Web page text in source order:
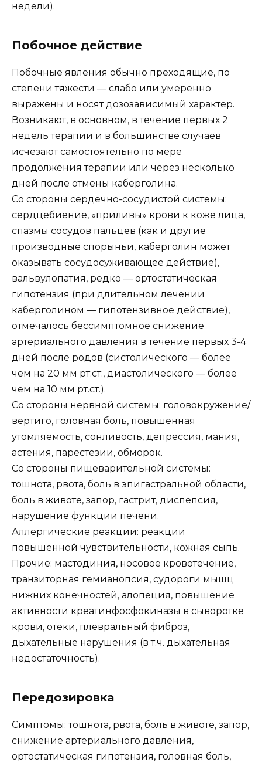
недели).
Побочное действие
Побочные явления обычно преходящие, по
степени тяжести — слабо или умеренно
выражены и носят дозозависимый характер.
Возникают, в основном, в течение первых 2
недель терапии и в большинстве случаев
исчезают самостоятельно по мере
продолжения терапии или через несколько
дней после отмены каберголина.
Со стороны сердечно-сосудистой системы:
сердцебиение, «приливы» крови к коже лица,
спазмы сосудов пальцев (как и другие
производные спорыньи, каберголин может
оказывать сосудосуживающее действие),
вальвулопатия, редко — ортостатическая
гипотензия (при длительном лечении
каберголином — гипотензивное действие),
отмечалось бессимптомное снижение
артериального давления в течение первых 3-4
дней после родов (систолического — более
чем на 20 мм рт.ст., диастолического — более
чем на 10 мм рт.ст.).
Со стороны нервной системы: головокружение/
вертиго, головная боль, повышенная
утомляемость, сонливость, депрессия, мания,
астения, парестезии, обморок.
Со стороны пищеварительной системы:
тошнота, рвота, боль в эпигастральной области,
боль в животе, запор, гастрит, диспепсия,
нарушение функции печени.
Аллергические реакции: реакции
повышенной чувствительности, кожная сыпь.
Прочие: мастодиния, носовое кровотечение,
транзиторная гемианопсия, судороги мышц
нижних конечностей, алопеция, повышение
активности креатинфосфокиназы в сыворотке
крови, отеки, плевральный фиброз,
дыхательные нарушения (в т.ч. дыхательная
недостаточность).
Передозировка
Симптомы: тошнота, рвота, боль в животе, запор,
снижение артериального давления,
ортостатическая гипотензия, головная боль,